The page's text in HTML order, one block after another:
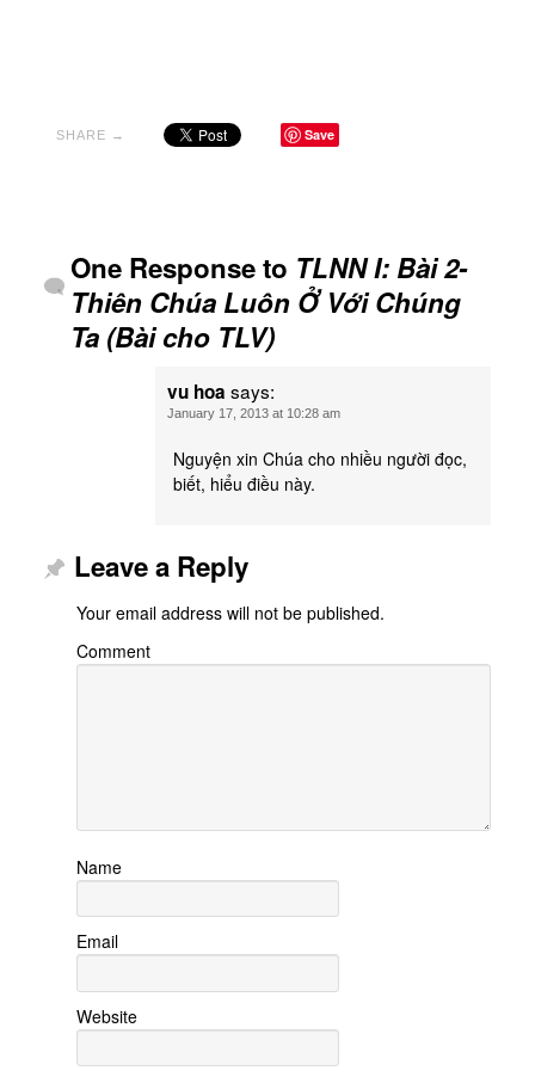
SHARE → Save
One Response to TLNN I: Bài 2-
Thiên Chúa Luôn Ở Với Chúng
Ta (Bài cho TLV)
vu hoa says:
January 17, 2013 at 10:28 am
Nguyện xin Chúa cho nhiều người đọc,
biết, hiểu điều này.
Leave a Reply
Your email address will not be published.
Comment
Name
Email
Website